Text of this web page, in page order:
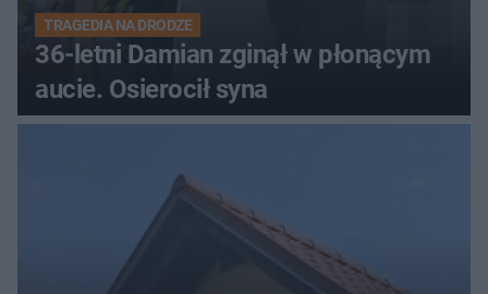
TRAGEDIA NA DRODZE
36-letni Damian zginął w płonącym
aucie. Osierocił syna